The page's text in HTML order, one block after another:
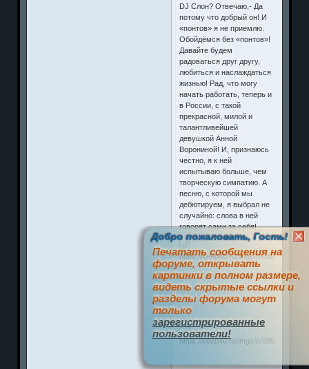
- А на вопрос, почему я -
DJ Слон? Отвечаю,- Да
потому что добрый он! И
«понтов» я не приемлю.
Обойдёмся без «понтов»!
Давайте будем
радоваться друг другу,
любиться и наслаждаться
жизнью! Рад, что могу
начать работать, теперь и
в России, с такой
прекрасной, милой и
талантливейшей
девушкой Анной
Ворониной! И, признаюсь
честно, я к ней
испытываю больше, чем
творческую симпатию. А
песню, с которой мы
дебютируем, я выбрал не
случайно: слова в ней
говорят сами за себя!
Добро пожаловать, Гость!
Печатать сообщения на
форуме, открывать
картинки в полном размере,
видеть скрытые ссылки и
разделы форума могут
только
зарегистрированные
пользователи!